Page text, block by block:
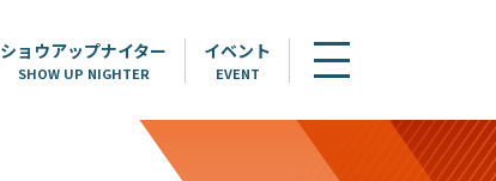
ショウアップナイター
SHOW UP NIGHTER
イベント
EVENT